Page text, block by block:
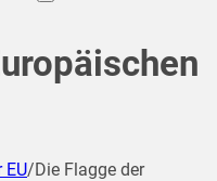
EU/Die Flagge der